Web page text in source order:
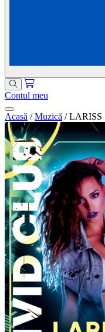
Contul meu
Acasă / Muzică / LARISS